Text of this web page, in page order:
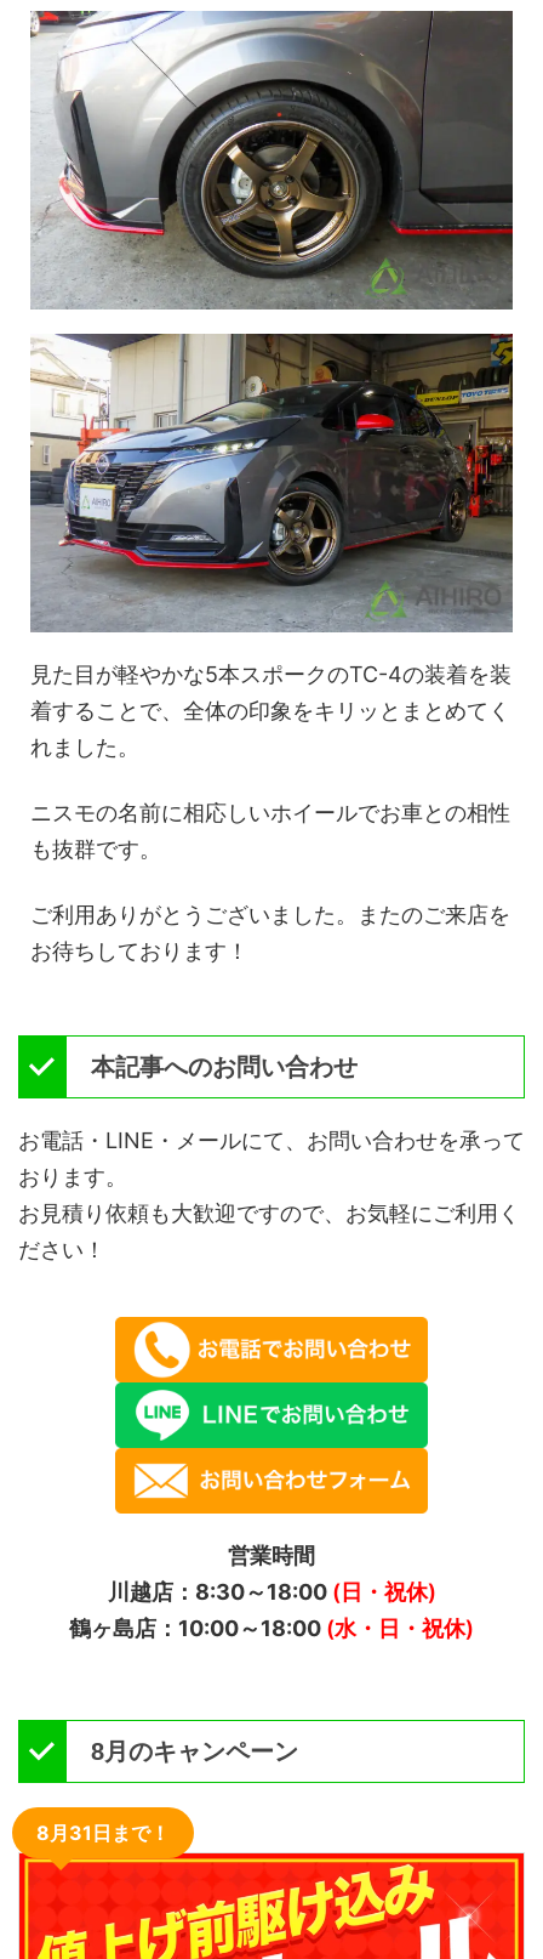
見た目が軽やかな5本スポークのTC-4の装着を装
着することで、全体の印象をキリッとまとめてく
れました。
ニスモの名前に相応しいホイールでお車との相性
も抜群です。
ご利用ありがとうございました。またのご来店を
お待ちしております！
本記事へのお問い合わせ
お電話・LINE・メールにて、お問い合わせを承って
おります。
お見積り依頼も大歓迎ですので、お気軽にご利用く
ださい！
営業時間
川越店：8:30～18:00(日・祝休)
鶴ヶ島店：10:00～18:00 (水・日・祝休)
8月のキャンペーン
8月31日まで！